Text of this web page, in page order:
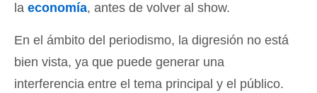
la economía, antes de volver al show.
En el ámbito del periodismo, la digresión no está
bien vista, ya que puede generar una
interferencia entre el tema principal y el público.